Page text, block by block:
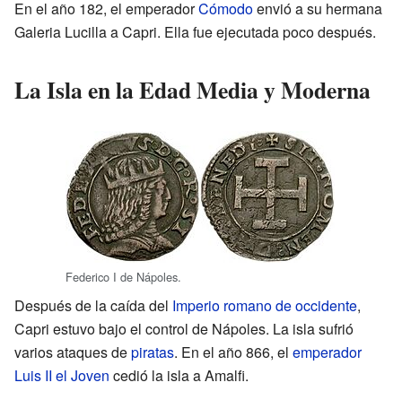
En el año 182, el emperadorCómodoenvió a su hermana
Galeria Lucilla a Capri. Ella fue ejecutada poco después.
La Isla en la Edad Media y Moderna
Federico I de Nápoles.
Después de la caída del Imperio romano de occidente,
Capri estuvo bajo el control de Nápoles. La isla sufrió
varios ataques depiratas. En el año 866, el emperador
Luis II el Joven cedió la isla a Amalfi.